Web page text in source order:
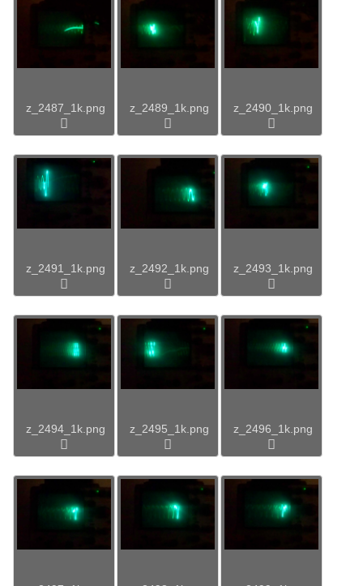
z_2487_1k.png z_2489_1k.png z_2490_1k.png
z_2491_1k.png z_2492_1k.png z_2493_1k.png
z_2494_1k.png z_2495_1k.png z_2496_1k.png